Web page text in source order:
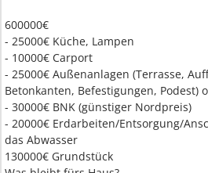
600000€
- 25000€ Küche, Lampen
- 10000€ Carport
- 25000€ Außenanlagen (Terrasse,
Betonkanten, Befestigungen, Podest)
- 30000€ BNK (günstiger Nordpreis)
- 20000€ Erdarbeiten/Entsorgung/
das Abwasser
130000€ Grundstück